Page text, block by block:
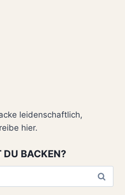
leidenschaftlich,
hier.
BACKEN?